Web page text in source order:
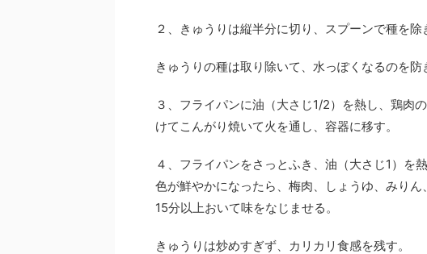
２、きゅうりは縦半分に切り、スプーンで種を除
きゅうりの種は取り除いて、水っぽくなるのを防
３、フライパンに油（大さじ1/2）を熱し、鶏肉
けてこんがり焼いて火を通し、容器に移す。
４、フライパンをさっとふき、油（大さじ1）を
色が鮮やかになったら、梅肉、しょうゆ、みり
15分以上おいて味をなじませる。
きゅうりは炒めすぎず、カリカリ食感を残す。